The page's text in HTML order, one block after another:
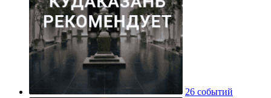
26 событий